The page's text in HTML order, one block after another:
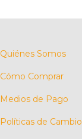
Quiénes Somos
Cómo Comprar
Medios de Pago
Políticas de Cambio